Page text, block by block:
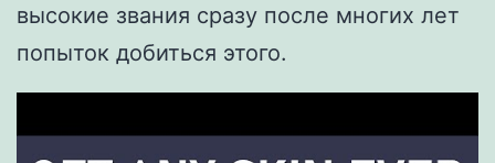
высокие звания сразу после многих лет
попыток добиться этого.